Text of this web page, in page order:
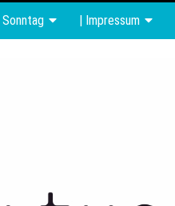
Sonntag | Impressum